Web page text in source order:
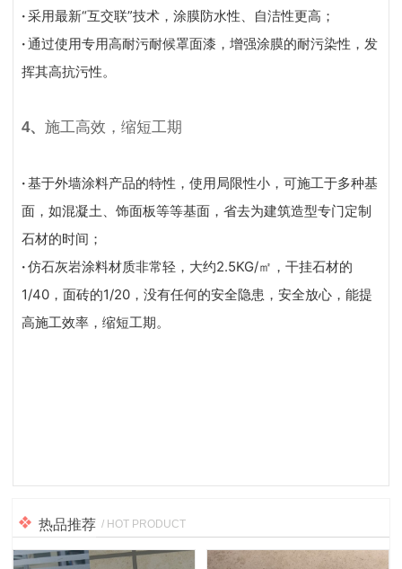
·采用最新“互交联”技术，涂膜防水性、自洁性更高；
·通过使用专用高耐污耐候罩面漆，增强涂膜的耐污染性，发
挥其高抗污性。
4、 施工高效，缩短工期
·基于外墙涂料产品的特性，使用局限性小，可施工于多种基
面，如混凝土、饰面板等等基面，省去为建筑造型专门定制
石材的时间；
·仿石灰岩涂料材质非常轻，大约2.5KG/㎡，干挂石材的
1/40，面砖的1/20，没有任何的安全隐患，安全放心，能提
高施工效率，缩短工期。
热品推荐 / HOT PRODUCT